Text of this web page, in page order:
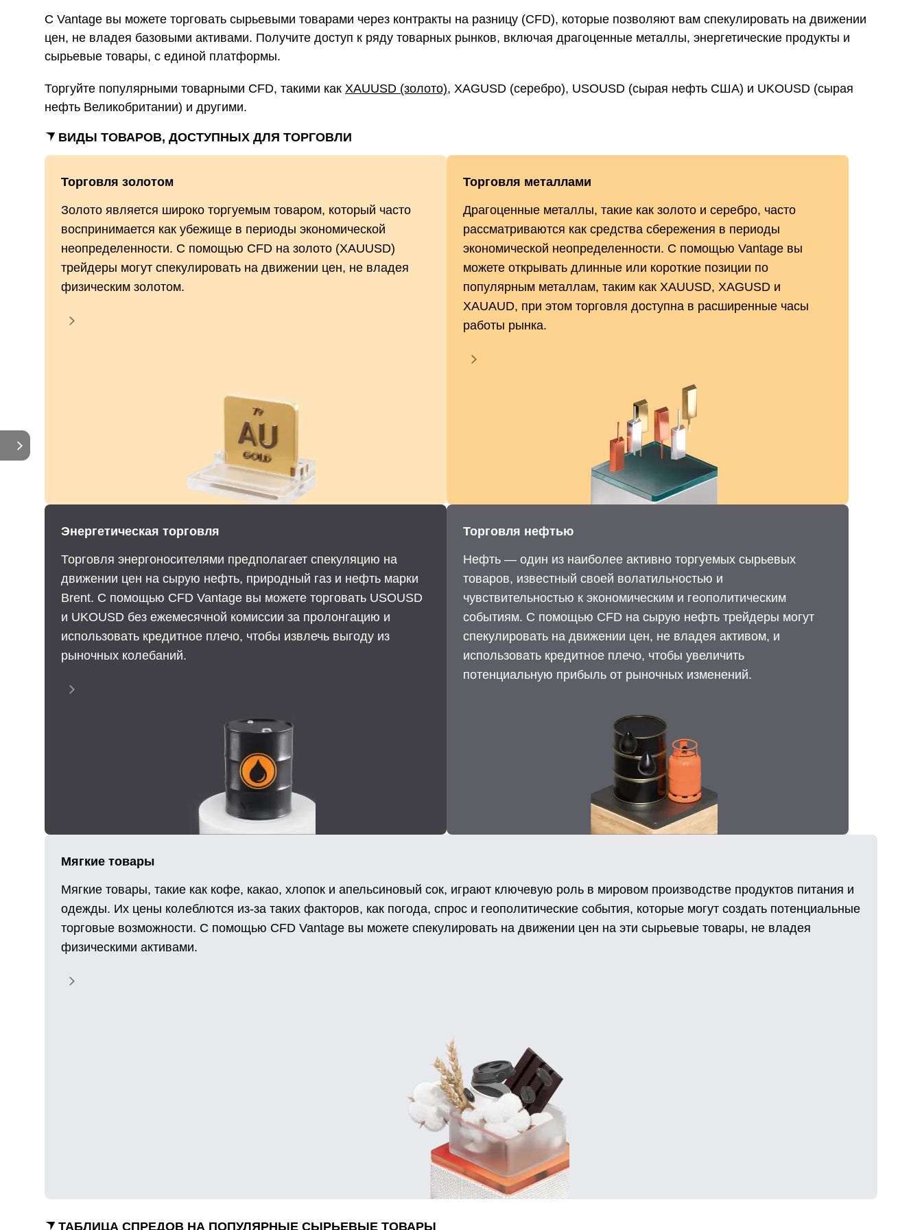
С Vantage вы можете торговать сырьевыми товарами через контракты на разницу (CFD), которые позволяют вам спекулировать на движении
цен, не владея базовыми активами. Получите доступ к ряду товарных рынков, включая драгоценные металлы, энергетические продукты и
сырьевые товары, с единой платформы.
Торгуйте популярными товарными CFD, такими как XAUUSD (золото), XAGUSD (серебро), USOUSD (сырая нефть США) и UKOUSD (сырая
нефть Великобритании) и другими.
ВИДЫ ТОВАРОВ, ДОСТУПНЫХ ДЛЯ ТОРГОВЛИ
Торговля золотом
Золото является широко торгуемым товаром, который часто
воспринимается как убежище в периоды экономической
неопределенности. С помощью CFD на золото (XAUUSD)
трейдеры могут спекулировать на движении цен, не владея
физическим золотом.
Торговля металлами
Драгоценные металлы, такие как золото и серебро, часто
рассматриваются как средства сбережения в периоды
экономической неопределенности. С помощью Vantage вы
можете открывать длинные или короткие позиции по
популярным металлам, таким как XAUUSD, XAGUSD и
XAUAUD, при этом торговля доступна в расширенные часы
работы рынка.
Энергетическая торговля
Торговля энергоносителями предполагает спекуляцию на
движении цен на сырую нефть, природный газ и нефть марки
Brent. С помощью CFD Vantage вы можете торговать USOUSD
и UKOUSD без ежемесячной комиссии за пролонгацию и
использовать кредитное плечо, чтобы извлечь выгоду из
рыночных колебаний.
Торговля нефтью
Нефть — один из наиболее активно торгуемых сырьевых
товаров, известный своей волатильностью и
чувствительностью к экономическим и геополитическим
событиям. С помощью CFD на сырую нефть трейдеры могут
спекулировать на движении цен, не владея активом, и
использовать кредитное плечо, чтобы увеличить
потенциальную прибыль от рыночных изменений.
Мягкие товары
Мягкие товары, такие как кофе, какао, хлопок и апельсиновый сок, играют ключевую роль в мировом производстве продуктов питания и
одежды. Их цены колеблются из-за таких факторов, как погода, спрос и геополитические события, которые могут создать потенциальные
торговые возможности. С помощью CFD Vantage вы можете спекулировать на движении цен на эти сырьевые товары, не владея
физическими активами.
ТАБЛИЦА СПРЕДОВ НА ПОПУЛЯРНЫЕ СЫРЬЕВЫЕ ТОВАРЫ